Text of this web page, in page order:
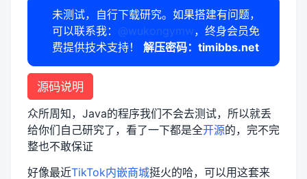
未测试，自行下载研究。如果搭建有问题，
可以联系我： @wukongymw，终身会员免
费提供技术支持！ 解压密码：timibbs.net
源码说明
众所周知，Java的程序我们不会去测试，所以就丢
给你们自己研究了，看了一下都是全开源的，完不完
整也不敢保证
好像最近TikTok内嵌商城挺火的哈，可以用这套来